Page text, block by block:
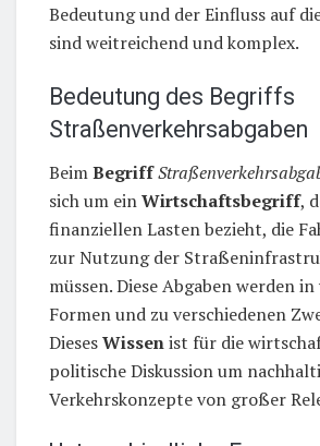
Bedeutung und der Einfluss auf
sind weitreichend und komplex.
Bedeutung des Begriffs
Straßenverkehrsabgaben
BeimBegriff
sich um einWirtschaftsbegriff,
finanziellen Lasten bezieht, die
zur Nutzung der
müssen. Diese Abgaben werden
Formen und zu verschiedenen
DiesesWissenist für die
politische Diskussion um
Verkehrskonzepte von großer